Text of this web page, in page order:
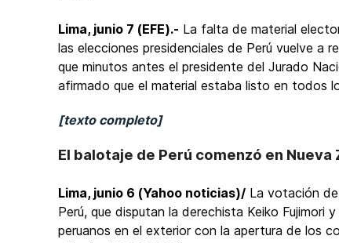
Lima, junio 7 (EFE).- La falta de material
las elecciones presidenciales de Perú vuelve a
que minutos antes el presidente del Jurado
afirmado que el material estaba listo en todos
[texto completo]
El balotaje de Perú comenzó en Nueva
Lima, junio 6 (Yahoo noticias)/ La votación
Perú, que disputan la derechista Keiko
peruanos en el exterior con la apertura de los